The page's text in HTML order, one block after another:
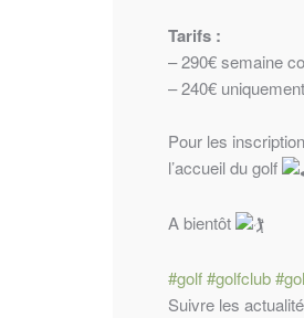
Tarifs :
– 290€ semaine
– 240€
Pour les
l’accueil du golf
A bientôt
#golf#golfclub
Suivre les